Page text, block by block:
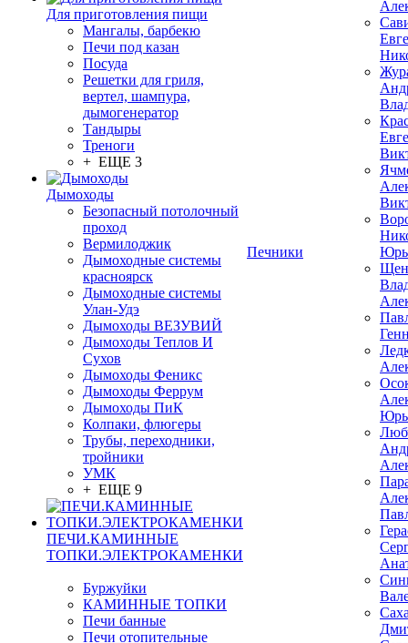
Для приготовления пищи
Мангалы, барбекю
Печи под казан
Посуда
Решетки для гриля,
вертел, шампура,
дымогенератор
Тандыры
Треноги
+ ЕЩЕ 3
Дымоходы
Безопасный потолочный
проход
Вермилоджик
Дымоходные системы
красноярск
Дымоходные системы
Улан-Удэ
Дымоходы ВЕЗУВИЙ
Дымоходы Теплов И
Сухов
Дымоходы Феникс
Дымоходы Феррум
Дымоходы ПиК
Колпаки, флюгеры
Трубы, переходники,
тройники
УМК
+ ЕЩЕ 9
ПЕЧИ.КАМИННЫЕ
ТОПКИ.ЭЛЕКТРОКАМЕНКИ
Буржуйки
КАМИННЫЕ ТОПКИ
Печи банные
Печи отопительные
Печники